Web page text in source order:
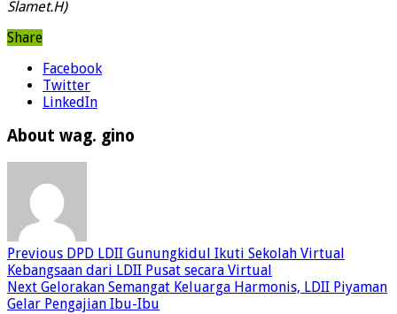
Slamet.H)
Share
Facebook
Twitter
LinkedIn
About wag. gino
Previous DPD LDII Gunungkidul Ikuti Sekolah Virtual
Kebangsaan dari LDII Pusat secara Virtual
Next Gelorakan Semangat Keluarga Harmonis, LDII Piyaman
Gelar Pengajian Ibu-Ibu